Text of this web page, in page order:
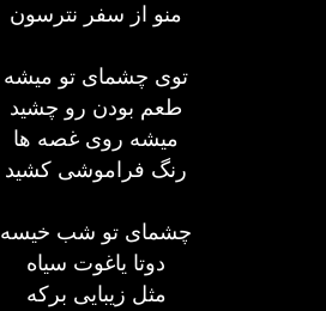
منو از سفر نترسون
توی چشمای تو میشه
طعم بودن رو چشید
میشه روی غصه ها
رنگ فراموشی کشید
چشمای تو شب خیسه
دوتا یاغوت سیاه
مثل زیبایی برکه